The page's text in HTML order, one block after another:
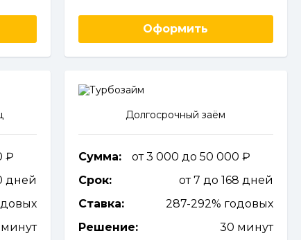
Оформить
дней
Долгосрочный заём
Сумма:
от 3 000 до 50 000
Срок:
от 7 до 168 дней
Ставка:
287-292% годовых
Решение:
30 минут